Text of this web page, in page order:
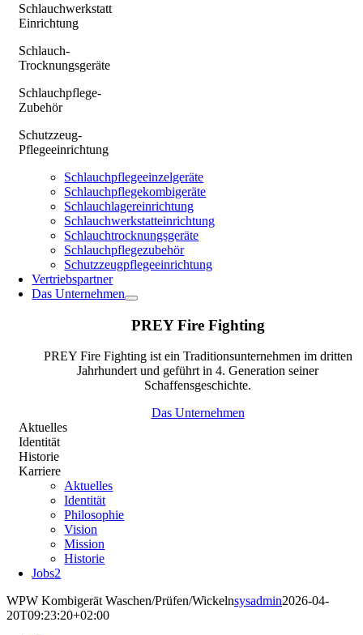
Schlauchwerkstatt
Einrichtung
Schlauch-
Trocknungsgeräte
Schlauchpflege-
Zubehör
Schutzzeug-
Pflegeeinrichtung
Schlauchpflegeeinzelgeräte
Schlauchpflegekombigeräte
Schlauchlagereinrichtung
Schlauchwerkstatteinrichtung
Schlauchtrocknungsgeräte
Schlauchpflegezubehör
Schutzzeugpflegeeinrichtung
Vertriebspartner
Das Unternehmen
PREY Fire Fighting
PREY Fire Fighting ist ein Traditionsunternehmen im dritten
Jahrhundert und geführt in 4. Generation seiner
Schaffensgeschichte.
Das Unternehmen
Aktuelles
Identität
Historie
Karriere
Aktuelles
Identität
Philosophie
Vision
Mission
Historie
Jobs2
WPW Kombigerät Waschen/Prüfen/Wickelnsysadmin2026-04-
20T09:23:20+02:00